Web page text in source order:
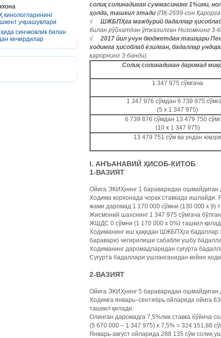
кинологларининг
учрашувлари
синчковлик билан
кечирдилар
солиқ солинадиган суммасининг 1%ини,
ҳолда, ташкил этади (ПҚ-2699-сон
√ ШЖБПҲга мажбурий бадаллар
билан рўйхатдан ўтказилган Низомнинг 3-
√ 2017 йил учун бюджетдан ташқари
ходимга ҳисоблаб ёзилган, бадаллар
қарорнинг 3-банди).
Солиқ солинадиган даромад
1 347 975 сўмгача
1 347 976 сўмдан 6 739 875
(5 х 1 347 975)
6 739 876 сўмдан 13 479 750
(10 х 1 347 975)
13 479 751 сўм ва ундан юқори
I. АНЪАНАВИЙ ҲИСОБ-КИТОБ
1-ВАЗИЯТ
Ойига ЭКИҲнинг 1 бараваридан
Ходима корхонада чорак ставкада
жами даромад 1 170 000 сўмни (130 000 х 9)
Жисмоний шахснинг 1 347 975 сўмгача
ЖШДС 0 сўмни (1 170 000 х 0%) ташкил
Ходиманинг иш ҳақидан ШЖБПҲга бадаллар
баравари) чегирилиши сабабли ушбу
Ходиманинг даромадларидан суғурта
Суғурта бадаллари ушланганидан кейин
2-ВАЗИЯТ
Ойига ЭКИҲнинг 5 бараваридан
Ходимга январь–сентябрь ойларида ойига
ташкил қилади.
Олинган даромадга 7,5%лик ставка бўйича
(5 670 000 – 1 347 975) х 7,5% = 324 151,88
Январь-август ойларида 288 135 сўм солиқ